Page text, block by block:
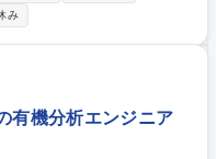
現在の拠点長
の管理を通じ事業成長を牽引
理 ■現地スタッフのマネジメ
進 ■品質向上や製造効率の改
仕事の魅力】右肩上がりの成
きなポジションです。経験を
点責
70年化学メーカー
み
有機分析エンジニア